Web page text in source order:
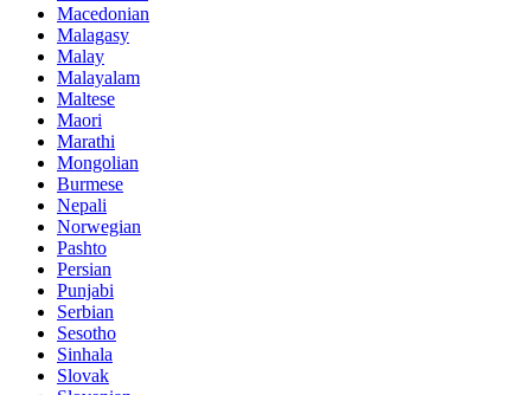
Macedonian
Malagasy
Malay
Malayalam
Maltese
Maori
Marathi
Mongolian
Burmese
Nepali
Norwegian
Pashto
Persian
Punjabi
Serbian
Sesotho
Sinhala
Slovak